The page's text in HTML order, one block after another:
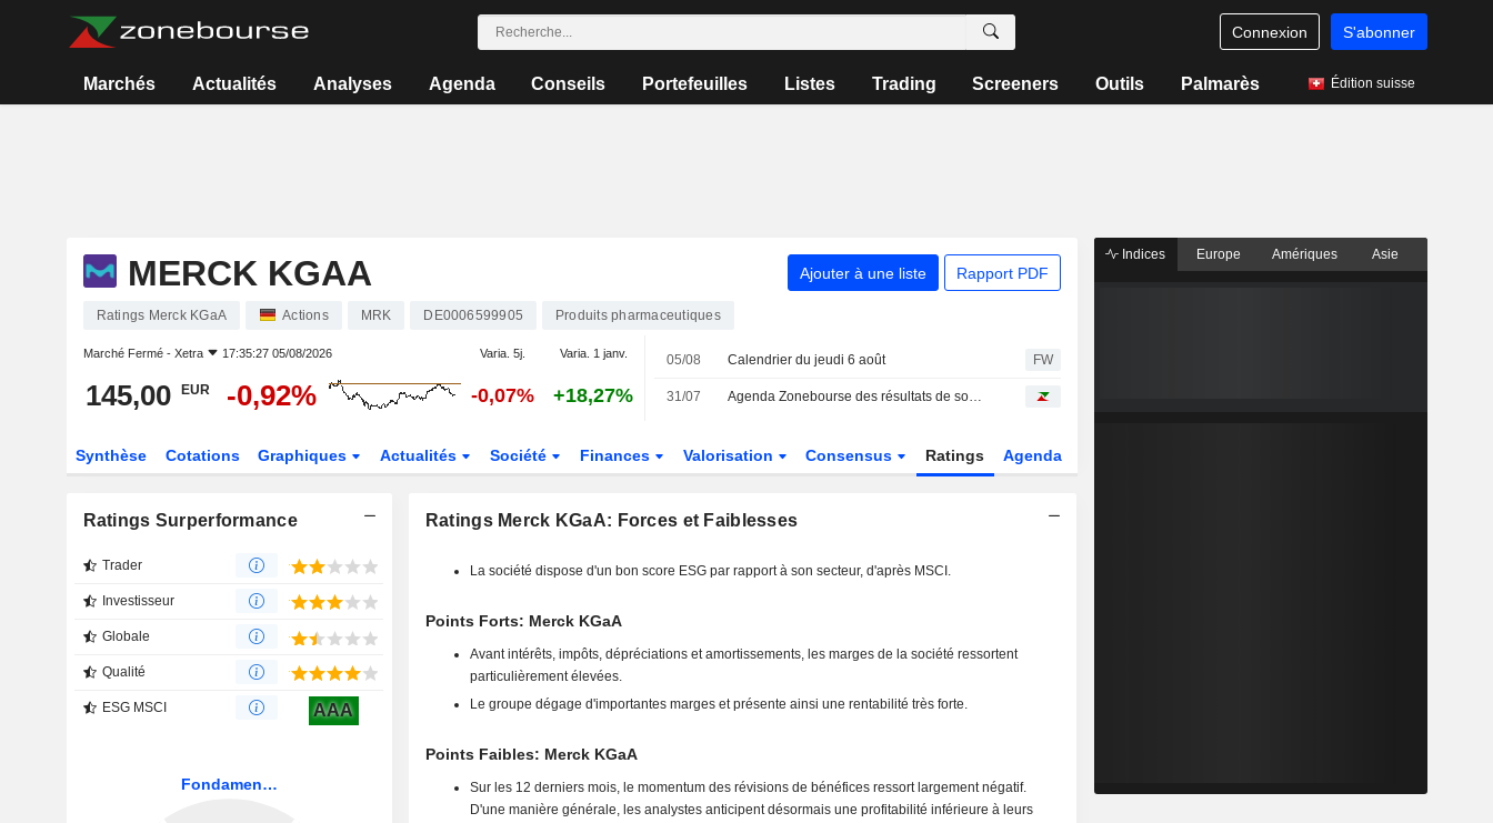
Connexion S'abonner
Marchés Actualités Analyses Agenda Conseils Portefeuilles Listes Trading Screeners Outils Palmarès Édition suisse
MERCK KGAA Ajouter à une liste Rapport PDF
Ratings Merck KGaA Actions MRK DE0006599905 Produits pharmaceutiques
Marché Fermé - Xetra 17:35:27 05/08/2026 Varia. 5j. Varia. 1 janv.
145,00 EUR -0,92% -0,07% +18,27%
05/08 Calendrier du jeudi 6 août FW
31/07 Agenda Zonebourse des résultats de sociétés : semaine du 3 au 7 août 2026
Synthèse Cotations Graphiques Actualités Société Finances Valorisation Consensus Ratings Agenda
Ratings Surperformance
Trader
Investisseur
Globale
Qualité
ESG MSCI AAA
Ratings Merck KGaA: Forces et Faiblesses
La société dispose d'un bon score ESG par rapport à son secteur, d'après MSCI.
Points Forts: Merck KGaA
Avant intérêts, impôts, dépréciations et amortissements, les marges de la société ressortent
particulièrement élevées.
Le groupe dégage d'importantes marges et présente ainsi une rentabilité très forte.
Points Faibles: Merck KGaA
Sur les 12 derniers mois, le momentum des révisions de bénéfices ressort largement négatif.
D'une manière générale, les analystes anticipent désormais une profitabilité inférieure à leurs
Indices Europe Amériques Asie